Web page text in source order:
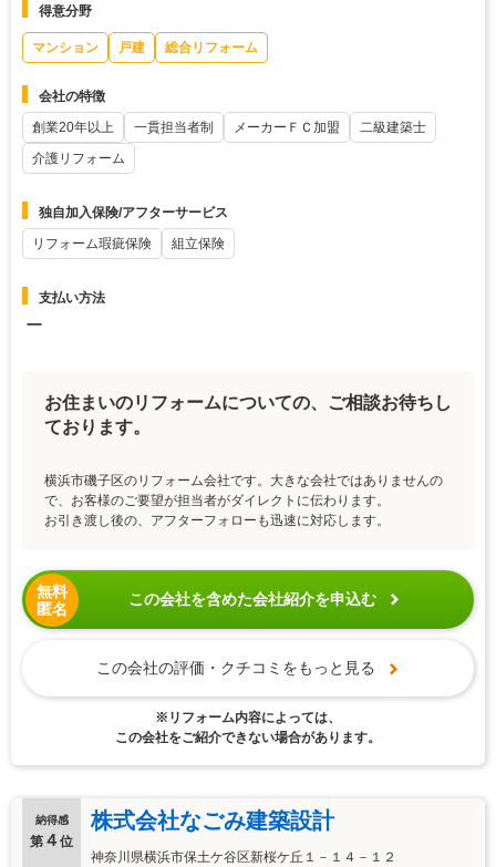
得意分野
マンション 戸建 総合リフォーム
会社の特徴
創業20年以上
一貫担当者制 メーカーＦＣ加盟
二級建築士
介護リフォーム
独自加入保険/アフターサービス
リフォーム瑕疵保険
組立保険
支払い方法
ー
お住まいのリフォームについての、ご相談お待ちし
ております。
横浜市磯子区のリフォーム会社です。大きな会社ではありませんの
で、お客様のご要望が担当者がダイレクトに伝わります。
お引き渡し後の、アフターフォローも迅速に対応します。
無料
匿名
この会社を含めた会社紹介を申込む
この会社の評価・クチコミをもっと見る
※リフォーム内容によっては、
この会社をご紹介できない場合があります。
納得感
第 ４ 位
株式会社なごみ建築設計
神奈川県横浜市保土ケ谷区新桜ケ丘１－１４－１２